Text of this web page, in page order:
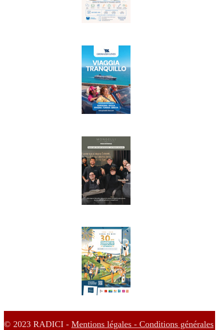
© 2023 RADICI - Mentions légales - Conditions générales